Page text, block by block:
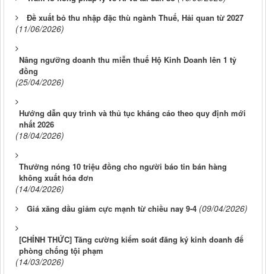
Đề xuất bỏ thu nhập đặc thù ngành Thuế, Hải quan từ 2027
(11/06/2026)
Nâng ngưỡng doanh thu miễn thuế Hộ Kinh Doanh lên 1 tỷ
đồng
(25/04/2026)
Hướng dẫn quy trình và thủ tục kháng cáo theo quy định mới
nhất 2026
(18/04/2026)
Thưởng nóng 10 triệu đồng cho người báo tin bán hàng
không xuất hóa đơn
(14/04/2026)
Giá xăng dầu giảm cực mạnh từ chiều nay 9-4 (09/04/2026)
[CHÍNH THỨC] Tăng cường kiểm soát đăng ký kinh doanh để
phòng chống tội phạm
(14/03/2026)